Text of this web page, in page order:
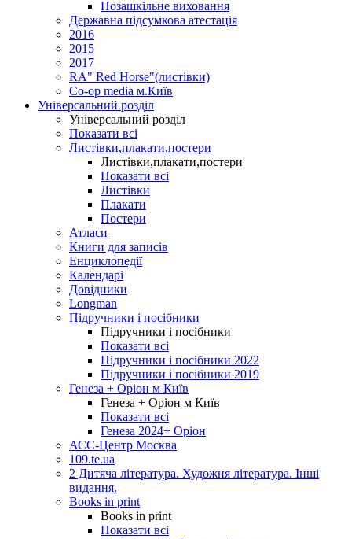
Позашкільне виховання
Державна підсумкова атестація
2016
2015
2017
RA" Red Horse"(листівки)
Co-op media м.Київ
Універсальний розділ
Універсальний розділ
Показати всі
Листівки,плакати,постери
Листівки,плакати,постери
Показати всі
Листівки
Плакати
Постери
Атласи
Книги для записів
Енциклопедії
Календарі
Довідники
Longman
Підручники і посібники
Підручники і посібники
Показати всі
Підручники і посібники 2022
Підручники і посібники 2019
Генеза + Оріон м Київ
Генеза + Оріон м Київ
Показати всі
Генеза 2024+ Оріон
АСС-Центр Москва
109.te.ua
2 Дитяча література. Художня література. Інші
видання.
Books in print
Books in print
Показати всі